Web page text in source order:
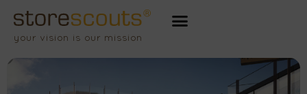
Inhalt
springen
your vision is our mission